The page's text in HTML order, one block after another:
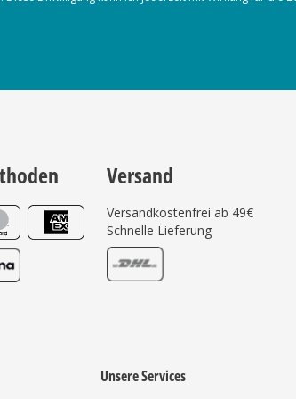
Versand
Versandkostenfrei ab 49€
Schnelle Lieferung
Unsere Services